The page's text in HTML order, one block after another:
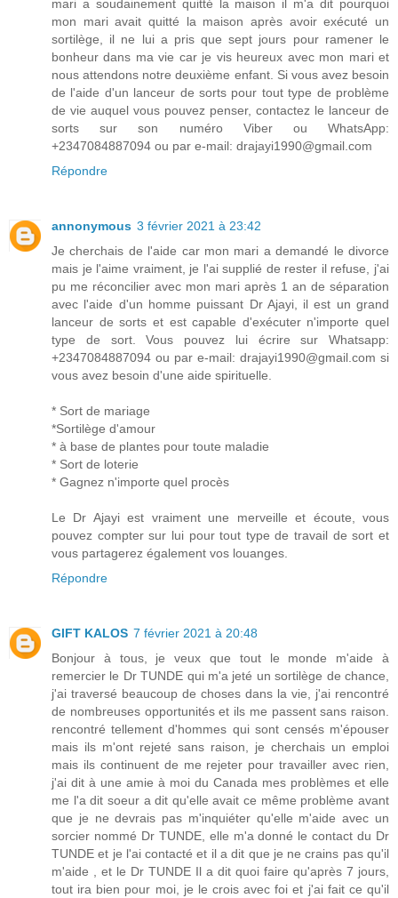
mari a soudainement quitté la maison il m'a dit pourquoi
mon mari avait quitté la maison après avoir exécuté un
sortilège, il ne lui a pris que sept jours pour ramener le
bonheur dans ma vie car je vis heureux avec mon mari et
nous attendons notre deuxième enfant. Si vous avez besoin
de l'aide d'un lanceur de sorts pour tout type de problème
de vie auquel vous pouvez penser, contactez le lanceur de
sorts sur son numéro Viber ou WhatsApp:
+2347084887094 ou par e-mail: drajayi1990@gmail.com
Répondre
annonymous 3 février 2021 à 23:42
Je cherchais de l'aide car mon mari a demandé le divorce
mais je l'aime vraiment, je l'ai supplié de rester il refuse, j'ai
pu me réconcilier avec mon mari après 1 an de séparation
avec l'aide d'un homme puissant Dr Ajayi, il est un grand
lanceur de sorts et est capable d'exécuter n'importe quel
type de sort. Vous pouvez lui écrire sur Whatsapp:
+2347084887094 ou par e-mail: drajayi1990@gmail.com si
vous avez besoin d'une aide spirituelle.
* Sort de mariage
*Sortilège d'amour
* à base de plantes pour toute maladie
* Sort de loterie
* Gagnez n'importe quel procès
Le Dr Ajayi est vraiment une merveille et écoute, vous
pouvez compter sur lui pour tout type de travail de sort et
vous partagerez également vos louanges.
Répondre
GIFT KALOS 7 février 2021 à 20:48
Bonjour à tous, je veux que tout le monde m'aide à
remercier le Dr TUNDE qui m'a jeté un sortilège de chance,
j'ai traversé beaucoup de choses dans la vie, j'ai rencontré
de nombreuses opportunités et ils me passent sans raison.
rencontré tellement d'hommes qui sont censés m'épouser
mais ils m'ont rejeté sans raison, je cherchais un emploi
mais ils continuent de me rejeter pour travailler avec rien,
j'ai dit à une amie à moi du Canada mes problèmes et elle
me l'a dit soeur a dit qu'elle avait ce même problème avant
que je ne devrais pas m'inquiéter qu'elle m'aide avec un
sorcier nommé Dr TUNDE, elle m'a donné le contact du Dr
TUNDE et je l'ai contacté et il a dit que je ne crains pas qu'il
m'aide , et le Dr TUNDE Il a dit quoi faire qu'après 7 jours,
tout ira bien pour moi, je le crois avec foi et j'ai fait ce qu'il